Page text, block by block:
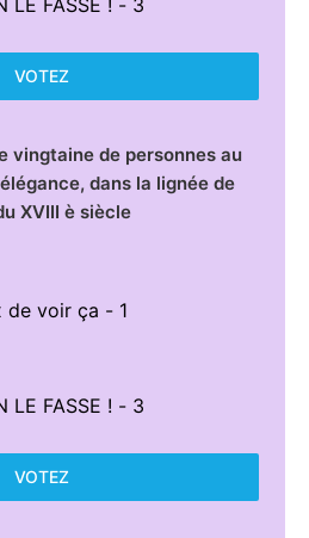
VOTEZ
vingtaine de personnes au
dans la lignée de
XVIII è siècle
de voir ça - 1
LE FASSE ! - 3
VOTEZ